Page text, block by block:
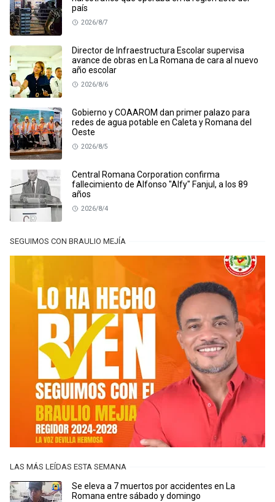
país
2026/8/7
Director de Infraestructura Escolar supervisa
avance de obras en La Romana de cara al nuevo
año escolar
2026/8/6
Gobierno y COAAROM dan primer palazo para
redes de agua potable en Caleta y Romana del
Oeste
2026/8/5
Central Romana Corporation confirma
fallecimiento de Alfonso "Alfy" Fanjul, a los 89
años
2026/8/4
SEGUIMOS CON BRAULIO MEJÍA
LAS MÁS LEÍDAS ESTA SEMANA
Se eleva a 7 muertos por accidentes en La
Romana entre sábado y domingo